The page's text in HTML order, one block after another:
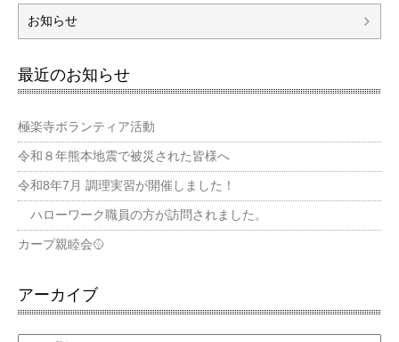
お知らせ
最近のお知らせ
極楽寺ボランティア活動
令和８年熊本地震で被災された皆様へ
令和8年7月 調理実習が開催しました！
ハローワーク職員の方が訪問されました。
カープ親睦会🥎
アーカイブ